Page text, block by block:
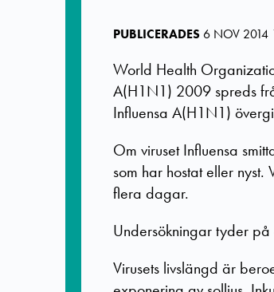
PUBLICERADES6 NOV 2014
World Health
A(H1N1) 2009 spreds
Influensa A(H1N1)
Om viruset Influensa
som har hostat eller
flera dagar.
Undersökningar tyder
Virusets livslängd är